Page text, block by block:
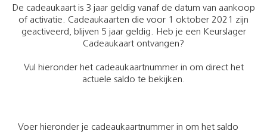
De cadeaukaart is 3 jaar geldig vanaf de datum van aankoop
of activatie. Cadeaukaarten die voor 1 oktober 2021 zijn
geactiveerd, blijven 5 jaar geldig. Heb je een Keurslager
Cadeaukaart ontvangen?
Vul hieronder het cadeaukaartnummer in om direct het
actuele saldo te bekijken.
Voer hieronder je cadeaukaartnummer in om het saldo